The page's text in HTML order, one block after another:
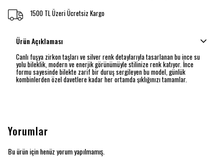
1500 TL Üzeri Ücretsiz Kargo
Ürün Açıklaması
Canlı fuşya zirkon taşları ve silver renk detaylarıyla tasarlanan bu ince su
yolu bileklik, modern ve enerjik görünümüyle stilinize renk katıyor. İnce
formu sayesinde bilekte zarif bir duruş sergileyen bu model, günlük
kombinlerden özel davetlere kadar her ortamda şıklığınızı tamamlar.
Yorumlar
Bu ürün için henüz yorum yapılmamış.